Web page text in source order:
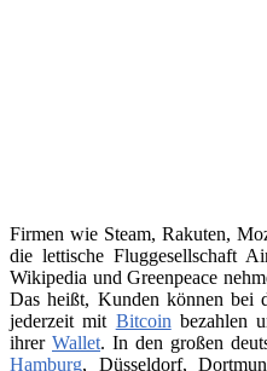
Firmen wie Steam, Rakuten,
die lettische Fluggesellschaft
Wikipedia und Greenpeace
Das heißt, Kunden können bei
jederzeit mit Bitcoin bezahlen
ihrer Wallet. In den großen
Hamburg, Düsseldorf,